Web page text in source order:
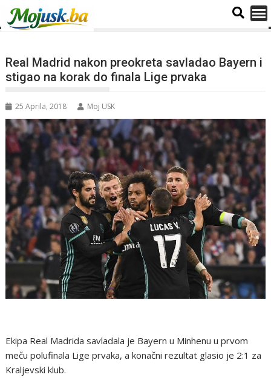
Real Madrid nakon preokreta savladao Bayern i
stigao na korak do finala Lige prvaka
25 Aprila, 2018 Moj USK
Ekipa Real Madrida savladala je Bayern u Minhenu u prvom
meču polufinala Lige prvaka, a konačni rezultat glasio je 2:1 za
Kraljevski klub.